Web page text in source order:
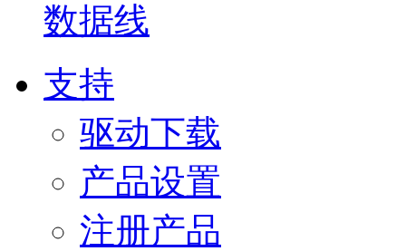
数据线
支持
驱动下载
产品设置
注册产品